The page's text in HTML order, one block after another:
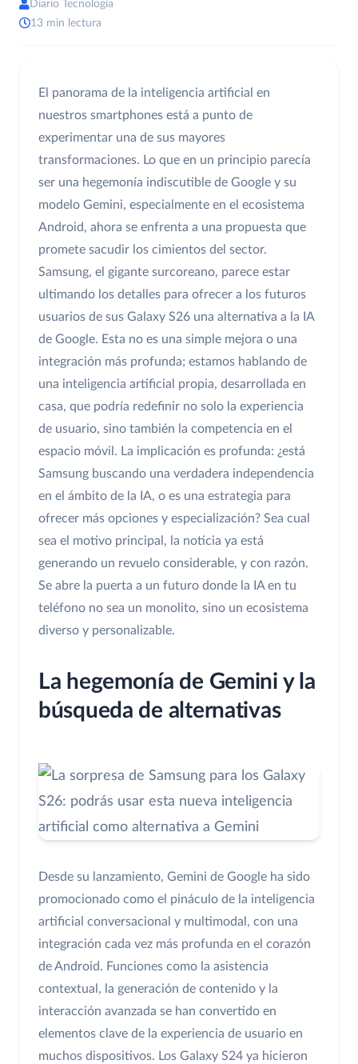
Diario Tecnología
13 min lectura
El panorama de la inteligencia artificial en
nuestros smartphones está a punto de
experimentar una de sus mayores
transformaciones. Lo que en un principio parecía
ser una hegemonía indiscutible de Google y su
modelo Gemini, especialmente en el ecosistema
Android, ahora se enfrenta a una propuesta que
promete sacudir los cimientos del sector.
Samsung, el gigante surcoreano, parece estar
ultimando los detalles para ofrecer a los futuros
usuarios de sus Galaxy S26 una alternativa a la IA
de Google. Esta no es una simple mejora o una
integración más profunda; estamos hablando de
una inteligencia artificial propia, desarrollada en
casa, que podría redefinir no solo la experiencia
de usuario, sino también la competencia en el
espacio móvil. La implicación es profunda: ¿está
Samsung buscando una verdadera independencia
en el ámbito de la IA, o es una estrategia para
ofrecer más opciones y especialización? Sea cual
sea el motivo principal, la noticia ya está
generando un revuelo considerable, y con razón.
Se abre la puerta a un futuro donde la IA en tu
teléfono no sea un monolito, sino un ecosistema
diverso y personalizable.
La hegemonía de Gemini y la
búsqueda de alternativas
Desde su lanzamiento, Gemini de Google ha sido
promocionado como el pináculo de la inteligencia
artificial conversacional y multimodal, con una
integración cada vez más profunda en el corazón
de Android. Funciones como la asistencia
contextual, la generación de contenido y la
interacción avanzada se han convertido en
elementos clave de la experiencia de usuario en
muchos dispositivos. Los Galaxy S24 ya hicieron